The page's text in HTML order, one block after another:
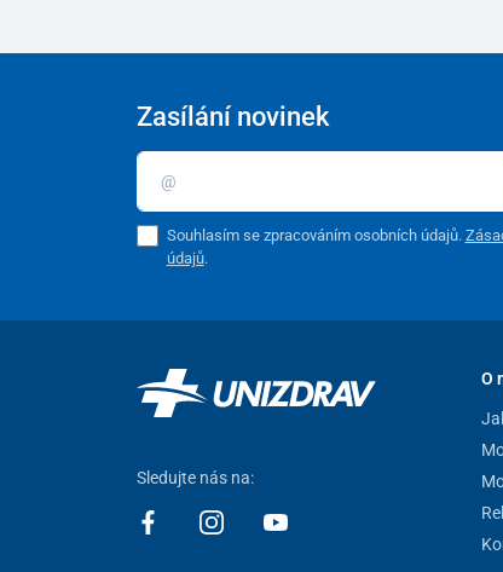
Zasílání novinek
Souhlasím se zpracováním osobních údajů.
údajů.
Sledujte nás na:
O